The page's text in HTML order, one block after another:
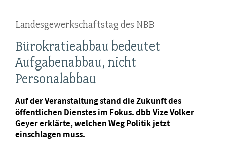
Landesgewerkschaftstag des NBB
Bürokratieabbau bedeutet
Aufgabenabbau, nicht
Personalabbau
Auf der Veranstaltung stand die Zukunft des
öffentlichen Dienstes im Fokus. dbb Vize Volker
Geyer erklärte, welchen Weg Politik jetzt
einschlagen muss.